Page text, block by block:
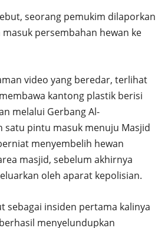
seorang pemukim dilaporkan
persembahan hewan ke
video yang beredar, terlihat
kantong plastik berisi
melalui Gerbang Al-
satu pintu masuk menuju Masjid
menyembelih hewan
masjid, sebelum akhirnya
oleh aparat kepolisian.
sebagai insiden pertama kalinya
menyelundupkan